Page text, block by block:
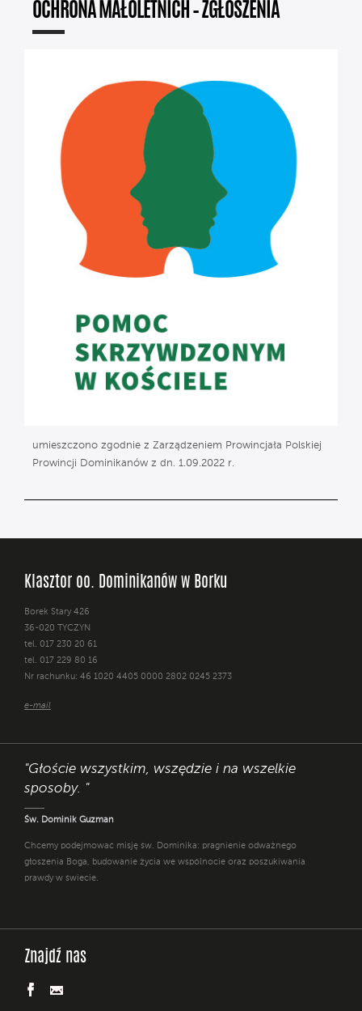
OCHRONA MAŁOLETNICH – ZGŁOSZENIA
umieszczono zgodnie z Zarządzeniem Prowincjała Polskiej
Prowincji Dominikanów z dn. 1.09.2022 r.
Klasztor oo. Dominikanów w Borku
Borek Stary 426
36-020 TYCZYN
tel. 017 230 20 61
tel. 017 229 80 16
Nr rachunku: 46 1020 4405 0000 2802 0245 2373
e-mail
"Głoście wszystkim, wszędzie i na wszelkie
sposoby. "
Św. Dominik Guzman
Chcemy podejmować misję św. Dominika: pragnienie odważnego
głoszenia Boga, budowanie życia we wspólnocie oraz poszukiwania
prawdy w świecie.
Znajdź nas